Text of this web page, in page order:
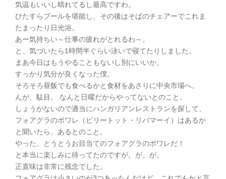
気温もいいし晴れてるし最高ですわ。
ひたすらプールを堪能し、その後はそばのチェアーでこれま
たまったり日光浴。
あー気持ちい～仕事の疲れがとれるわ～。
と、気づいたら1時間半ぐらい泳いで寝てたりしました。
まあ今日はもうやることもないし別にいいか。
すっかり気分が良くなった僕。
そろそろ昼飯でも食べるかと食材をあさりに中央市場へ。
んが、駄目。 なんと日曜だからやってないとのこと。
しょうがないので適当にハンガリアンレストランを探して、
フォアグラのポワレ（ピリートット・リバマーイ）はあるか
と聞いたら、あるとのこと。
やった、とうとうお目当てのフォアグラのポワレだ！
と本当に楽しみに待ってたのですが。が。が。
正直味は非常に残念でした。